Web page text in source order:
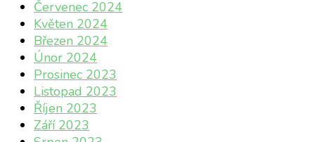
Červenec 2024
Květen 2024
Březen 2024
Únor 2024
Prosinec 2023
Listopad 2023
Říjen 2023
Září 2023